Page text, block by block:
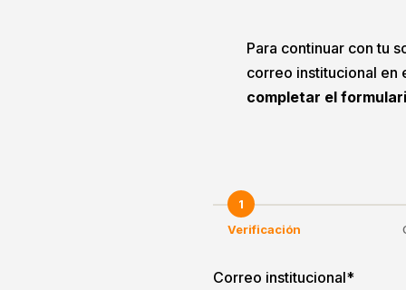
Para continuar con tu
correo institucional en
completar el
1
Verificación
Correo institucional*